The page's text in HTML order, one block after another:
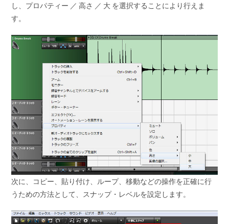
し、プロパティー ／ 高さ ／ 大 を選択することにより行えま
す。
次に、コピー、貼り付け、ループ、移動などの操作を正確に行
うための方法として、スナップ・レベルを設定します。